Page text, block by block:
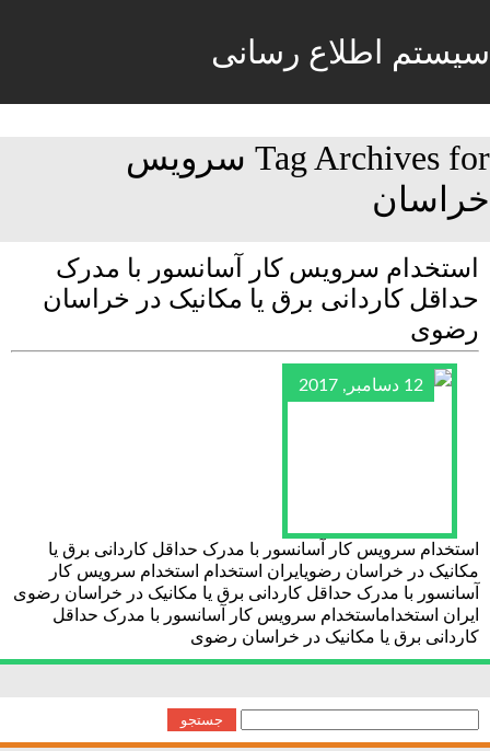
سیستم اطلاع رسانی
Tag Archives for سرویس
خراسان
استخدام سرویس کار آسانسور با مدرک
حداقل کاردانی برق یا مکانیک در خراسان
رضوی
12 دسامبر, 2017
استخدام سرویس کار آسانسور با مدرک حداقل کاردانی برق یا
مکانیک در خراسان رضویایران استخدام استخدام سرویس کار
آسانسور با مدرک حداقل کاردانی برق یا مکانیک در خراسان رضوی
ایران استخداماستخدام سرویس کار آسانسور با مدرک حداقل
کاردانی برق یا مکانیک در خراسان رضوی
برای: